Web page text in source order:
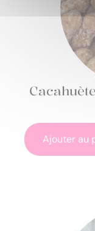
Ajouter au